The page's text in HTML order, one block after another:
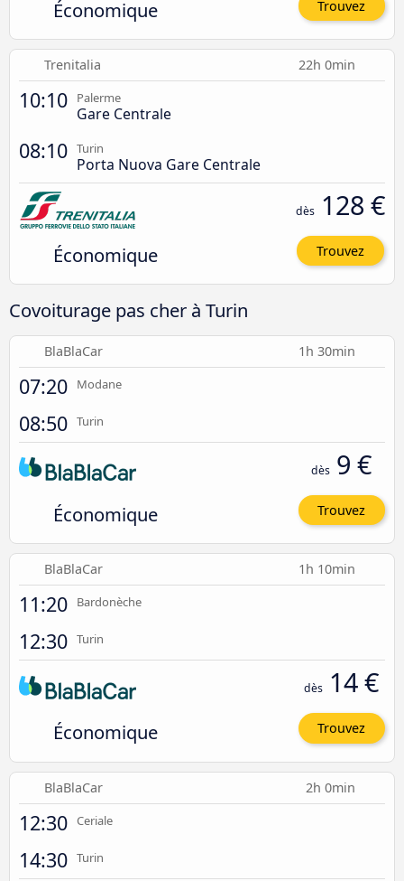
Économique Trouvez
Trenitalia 22h 0min
10:10 Palerme
Gare Centrale
08:10 Turin
Porta Nuova Gare Centrale
Économique
dès 128 €
Trouvez
Covoiturage pas cher à Turin
BlaBlaCar 1h 30min
07:20 Modane
08:50 Turin
Économique
dès 9 €
Trouvez
BlaBlaCar 1h 10min
11:20 Bardonèche
12:30 Turin
Économique
dès 14 €
Trouvez
BlaBlaCar 2h 0min
12:30 Ceriale
14:30 Turin